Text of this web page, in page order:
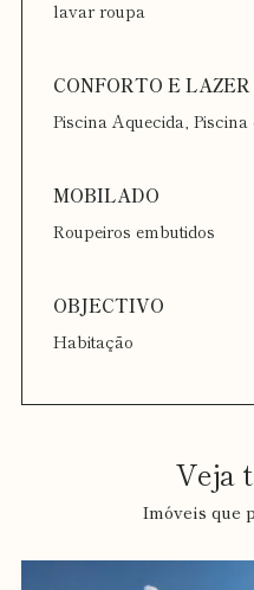
lavar roupa
Piscina Aquecida, Piscina
Roupeiros embutidos
Habitação
Veja
Imóveis que